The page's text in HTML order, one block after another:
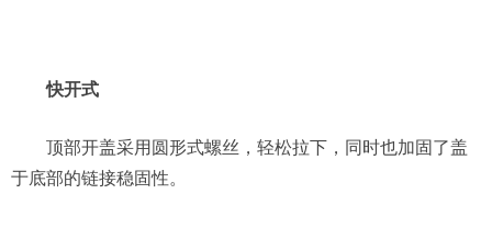
快开式
顶部开盖采用圆形式螺丝，轻松拉下，同时也加固了盖
于底部的链接稳固性。